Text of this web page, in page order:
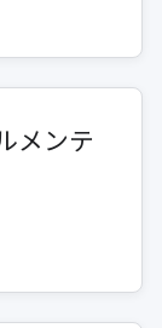
メンテ